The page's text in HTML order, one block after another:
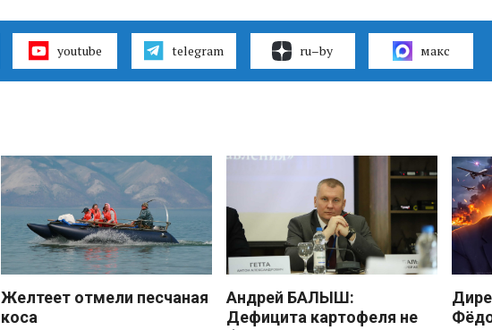
youtube telegram ru–by макс
Желтеет отмели песчаная
коса
Андрей БАЛЫШ:
Дефицита картофеля не